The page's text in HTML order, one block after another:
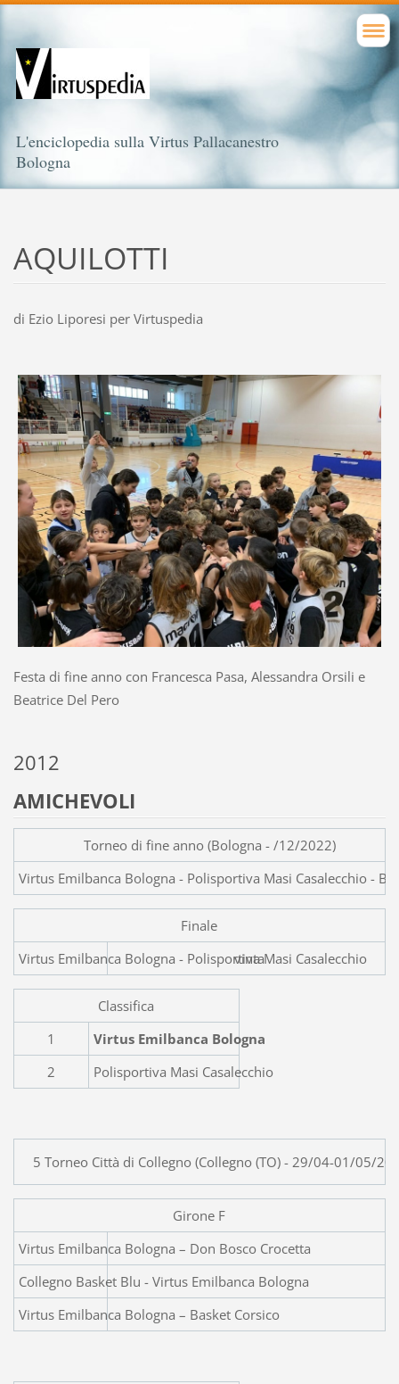
L'enciclopedia sulla Virtus Pallacanestro
Bologna
AQUILOTTI
di Ezio Liporesi per Virtuspedia
Festa di fine anno con Francesca Pasa, Alessandra Orsili e
Beatrice Del Pero
2012
AMICHEVOLI
Torneo di fine anno (Bologna - /12/2022)
Virtus Emilbanca Bologna - Polisportiva Masi Casalecchio -
Finale
Virtus Emilbanca Bologna -
vinta
Classifica
1
Virtus Emilbanca Bologna
2
Polisportiva Masi Casalecchio
5 Torneo Città di Collegno (Collegno (TO) - 29/04-01/05/
Girone F
Virtus Emilbanca
Collegno Basket Blu - Virtus Emilbanca Bologna
Virtus Emilbanca Bologna – Basket Corsico